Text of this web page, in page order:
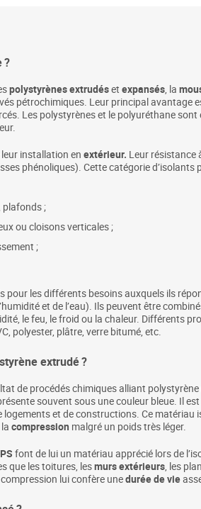
?
polystyrènes extrudéset expansés, la
pétrochimiques. Leur principal avantage
Les polystyrènes et le polyuréthane sont
installation en extérieur. Leur résistance
phénoliques). Cette catégorie
plafonds ;
ou cloisons verticales ;
;
pour les différents besoins auxquels ils
et de l’eau). Ils peuvent être
le feu, le froid ou la chaleur. Différents
polyester, plâtre, verre bitumé, etc.
extrudé ?
de procédés chimiques alliant
souvent sous une couleur bleue. Il
logements et de constructions. Ce matériau
compression malgré un poids très léger.
font de lui un matériau apprécié lors de
que les toitures, lesmurs extérieurs, les
lui confère unedurée de vie